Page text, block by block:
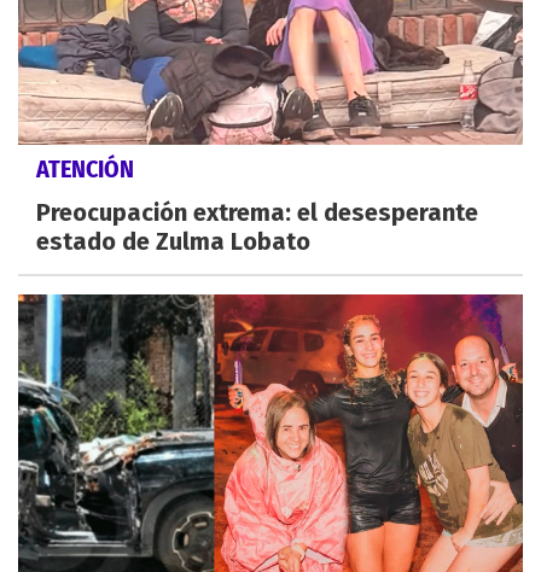
ATENCIÓN
Preocupación extrema: el desesperante
estado de Zulma Lobato